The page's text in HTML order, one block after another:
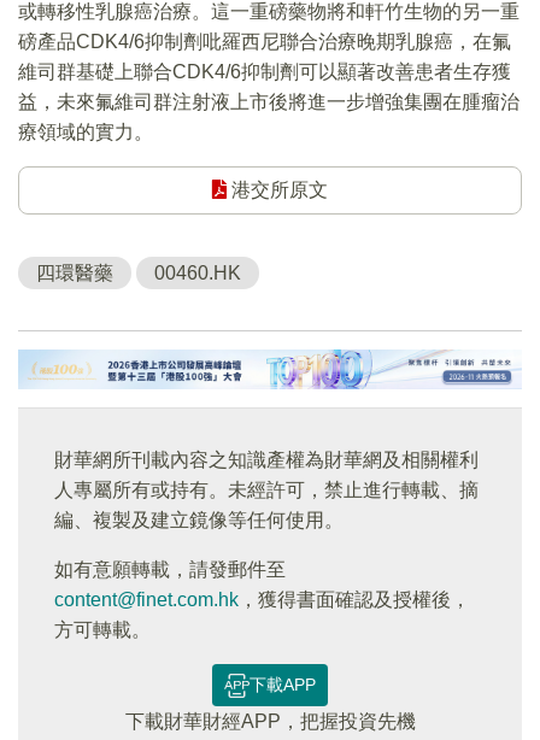
或轉移性乳腺癌治療。這一重磅藥物將和軒竹生物的另一重
磅產品CDK4/6抑制劑吡羅西尼聯合治療晚期乳腺癌，在氟
維司群基礎上聯合CDK4/6抑制劑可以顯著改善患者生存獲
益，未來氟維司群注射液上市後將進一步增強集團在腫瘤治
療領域的實力。
港交所原文
四環醫藥 00460.HK
財華網所刊載內容之知識產權為財華網及相關權利
人專屬所有或持有。未經許可，禁止進行轉載、摘
編、複製及建立鏡像等任何使用。
如有意願轉載，請發郵件至
content@finet.com.hk ，獲得書面確認及授權後，
方可轉載。
下載APP
下載財華財經APP，把握投資先機